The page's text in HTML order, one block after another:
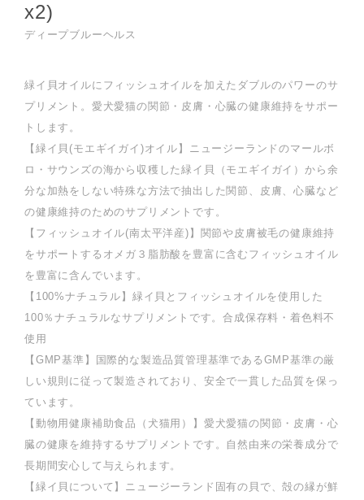
x2)
ディープブルーヘルス
緑イ貝オイルにフィッシュオイルを加えたダブルのパワーのサ
プリメント。愛犬愛猫の関節・皮膚・心臓の健康維持をサポー
トします。
【緑イ貝(モエギイガイ)オイル】ニュージーランドのマールボ
ロ・サウンズの海から収穫した緑イ貝（モエギイガイ）から余
分な加熱をしない特殊な方法で抽出した関節、皮膚、心臓など
の健康維持のためのサプリメントです。
【フィッシュオイル(南太平洋産)】関節や皮膚被毛の健康維持
をサポートするオメガ３脂肪酸を豊富に含むフィッシュオイル
を豊富に含んでいます。
【100%ナチュラル】緑イ貝とフィッシュオイルを使用した
100％ナチュラルなサプリメントです。合成保存料・着色料不
使用
【GMP基準】国際的な製造品質管理基準であるGMP基準の厳
しい規則に従って製造されており、安全で一貫した品質を保っ
ています。
【動物用健康補助食品（犬猫用）】愛犬愛猫の関節・皮膚・心
臓の健康を維持するサプリメントです。自然由来の栄養成分で
長期間安心して与えられます。
【緑イ貝について】ニュージーランド固有の貝で、殻の縁が鮮